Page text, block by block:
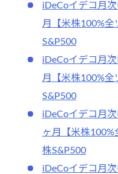
iDeCoイデコ月
月【米株100%全
S&P500
iDeCoイデコ月
月【米株100%全
S&P500
iDeCoイデコ月
ヶ月【米株100%
株S&P500
iDeCoイデコ月